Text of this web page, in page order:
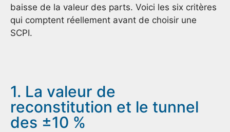
baisse de la valeur des parts. Voici les six critères
qui comptent réellement avant de choisir une
SCPI.
1. La valeur de
reconstitution et le tunnel
des ±10 %